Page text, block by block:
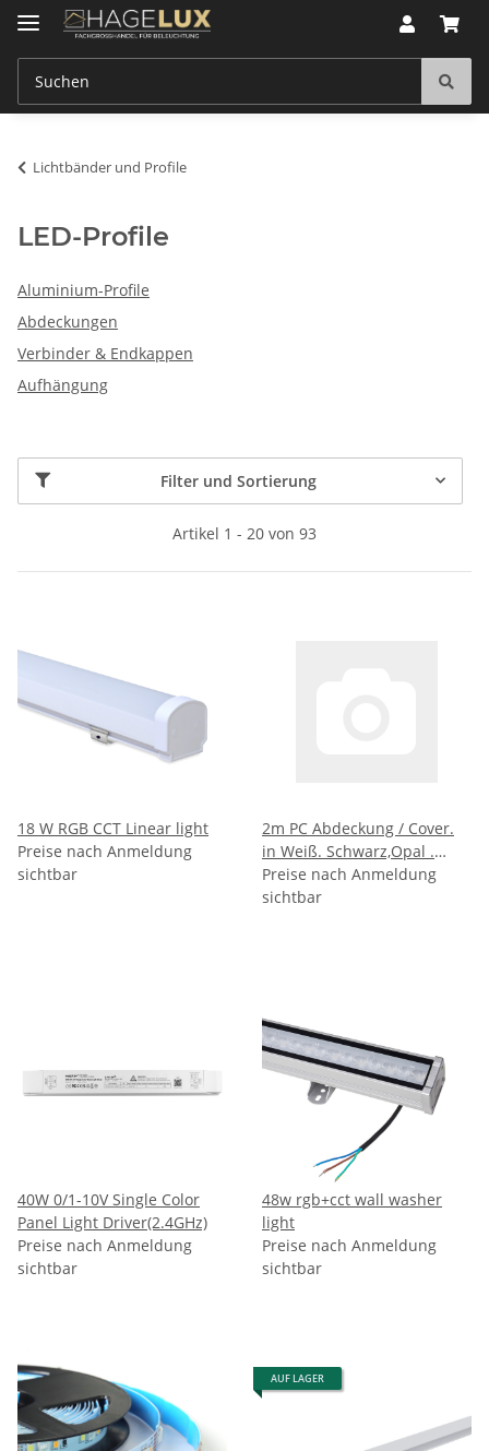
Lichtbänder und Profile
LED-Profile
Aluminium-Profile
Abdeckungen
Verbinder & Endkappen
Aufhängung
Filter und Sortierung
Artikel 1 - 20 von 93
18 W RGB CCT Linear light
Preise nach Anmeldung
sichtbar
2m PC Abdeckung / Cover.
in Weiß. Schwarz,Opal .
einklickbar, Fachhandel
Preise nach Anmeldung
sichtbar
40W 0/1-10V Single Color
Panel Light Driver(2.4GHz)
Preise nach Anmeldung
sichtbar
48w rgb+cct wall washer
light
Preise nach Anmeldung
sichtbar
AUF LAGER